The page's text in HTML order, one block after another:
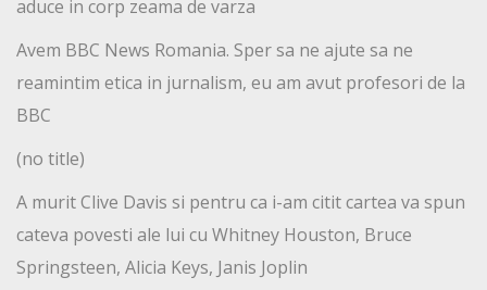
aduce in corp zeama de varza
Avem BBC News Romania. Sper sa ne ajute sa ne
reamintim etica in jurnalism, eu am avut profesori de la
BBC
(no title)
A murit Clive Davis si pentru ca i-am citit cartea va spun
cateva povesti ale lui cu Whitney Houston, Bruce
Springsteen, Alicia Keys, Janis Joplin